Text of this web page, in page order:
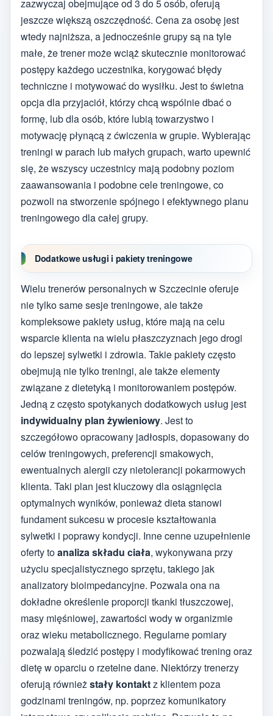
zazwyczaj obejmujące od 3 do 5 osób, oferują
jeszcze większą oszczędność. Cena za osobę jest
wtedy najniższa, a jednocześnie grupy są na tyle
małe, że trener może wciąż skutecznie monitorować
postępy każdego uczestnika, korygować błędy
techniczne i motywować do wysiłku. Jest to świetna
opcja dla przyjaciół, którzy chcą wspólnie dbać o
formę, lub dla osób, które lubią towarzystwo i
motywację płynącą z ćwiczenia w grupie. Wybierając
treningi w parach lub małych grupach, warto upewnić
się, że wszyscy uczestnicy mają podobny poziom
zaawansowania i podobne cele treningowe, co
pozwoli na stworzenie spójnego i efektywnego planu
treningowego dla całej grupy.
Dodatkowe usługi i pakiety treningowe
Wielu trenerów personalnych w Szczecinie oferuje
nie tylko same sesje treningowe, ale także
kompleksowe pakiety usług, które mają na celu
wsparcie klienta na wielu płaszczyznach jego drogi
do lepszej sylwetki i zdrowia. Takie pakiety często
obejmują nie tylko treningi, ale także elementy
związane z dietetyką i monitorowaniem postępów.
Jedną z często spotykanych dodatkowych usług jest
indywidualny plan żywieniowy. Jest to
szczegółowo opracowany jadłospis, dopasowany do
celów treningowych, preferencji smakowych,
ewentualnych alergii czy nietolerancji pokarmowych
klienta. Taki plan jest kluczowy dla osiągnięcia
optymalnych wyników, ponieważ dieta stanowi
fundament sukcesu w procesie kształtowania
sylwetki i poprawy kondycji. Inne cenne uzupełnienie
oferty toanaliza składu ciała, wykonywana przy
użyciu specjalistycznego sprzętu, takiego jak
analizatory bioimpedancyjne. Pozwala ona na
dokładne określenie proporcji tkanki tłuszczowej,
masy mięśniowej, zawartości wody w organizmie
oraz wieku metabolicznego. Regularne pomiary
pozwalają śledzić postępy i modyfikować trening oraz
dietę w oparciu o rzetelne dane. Niektórzy trenerzy
oferują równieżstały kontaktz klientem poza
godzinami treningów, np. poprzez komunikatory